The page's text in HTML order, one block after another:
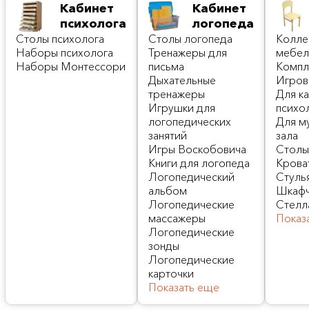
Кабинет
психолога
Столы психолога
Наборы психолога
Наборы Монтессори
Кабинет
логопеда
Cтолы логопеда
Тренажеры для
письма
Дыхательные
тренажеры
Игрушки для
логопедических
занятий
Игры Воскобовича
Книги для логопеда
Логопедический
альбом
Логопедические
массажеры
Логопедические
зонды
Логопедические
карточки
Показать еще
Для
Для
зала
Столы